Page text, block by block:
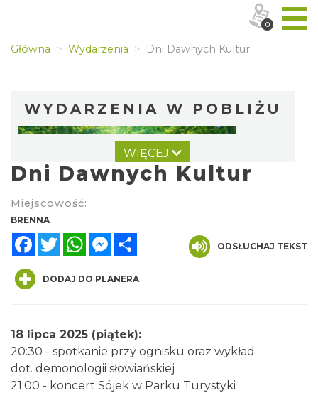
Główna Wydarzenia Dni Dawnych Kultur
WYDARZENIA W POBLIŻU
Spotkanie z Utopcem na Bajkowym Szlaku
Brenna
0.00 km
WIĘCEJ
Dni Dawnych Kultur
Miejscowość:
BRENNA
FacebookTwitterWhatsAppMessenger
ODSŁUCHAJ TEKST
DODAJ DO PLANERA
18 lipca 2025 (piątek):
20:30 - spotkanie przy ognisku oraz wykład
dot. demonologii słowiańskiej
21:00 - koncert Sójek w Parku Turystyki
0